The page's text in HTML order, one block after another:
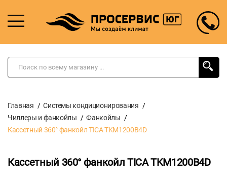
Главная
Системы кондиционирования
Чиллеры и фанкойлы
Фанкойлы
Кассетный 360° фанкойл TICA TKM1200B4D
Кассетный 360° фанкойл TICA TKM1200B4D